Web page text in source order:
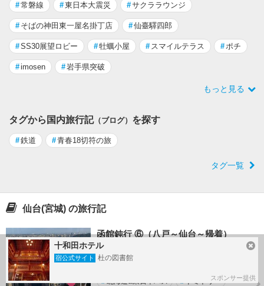
#常磐線 #東日本大震災 #サクララウンジ
# そばの神田東一屋名掛丁店 #仙臺驛四郎
#SS30展望ロビー #牡蠣小屋 # スマイルテラス #ポチ
#imosen #岩手県突破
もっと見る
タグから国内旅行記（ブログ） を探す
#鉄道 #青春18切符の旅
タグ一覧
仙台(宮城) の旅行記
函館鈍行 ⑥（八戸～仙台～帰着）
by @タックさん
2026/07/21 - 2026/07/22
#北海道&東日本パス #ドミトリー
十和田ホテル
宿公式サイト 杜の図書館
スポンサー提供